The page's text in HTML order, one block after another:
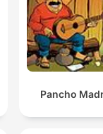
Pancho